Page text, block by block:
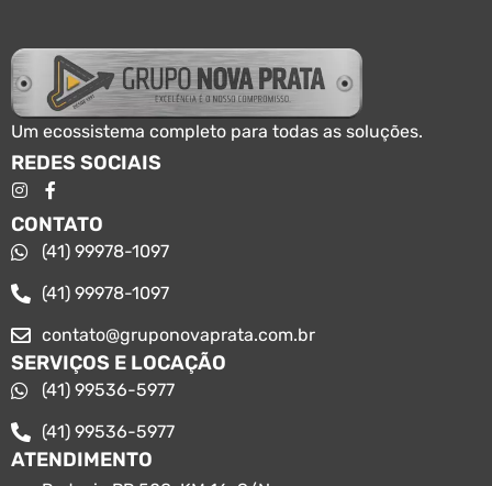
Um ecossistema completo para todas as soluções.
REDES SOCIAIS
CONTATO
(41) 99978-1097
(41) 99978-1097
contato@gruponovaprata.com.br
SERVIÇOS E LOCAÇÃO
(41) 99536-5977
(41) 99536-5977
ATENDIMENTO